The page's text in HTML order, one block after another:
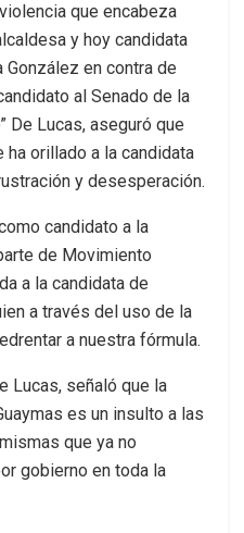
que encabeza
y hoy candidata
González en contra de
al Senado de la
De Lucas, aseguró que
orillado a la candidata
y desesperación.
candidato a la
de Movimiento
a la candidata de
a través del uso de la
a nuestra fórmula.
Lucas, señaló que la
es un insulto a las
que ya no
gobierno en toda la